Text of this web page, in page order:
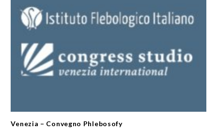
Venezia – Convegno Phlebosofy